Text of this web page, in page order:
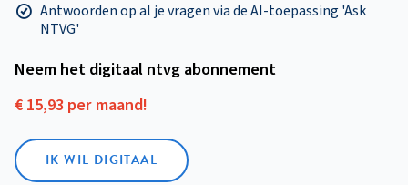
Antwoorden op al je vragen via de AI-toepassing 'Ask
NTVG'
Neem het digitaal ntvg abonnement
€ 15,93 per maand!
IK WIL DIGITAAL